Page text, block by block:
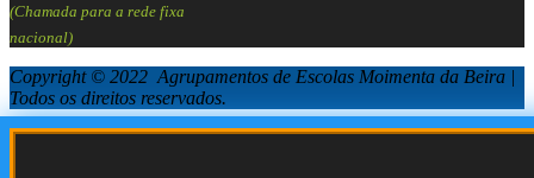
(Chamada para a rede fixa
nacional)
Copyright © 2022 Agrupamentos de Escolas Moimenta da Beira |
Todos os direitos reservados.